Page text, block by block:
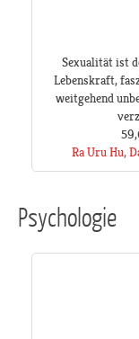
Sexualität ist
Lebenskraft,
weitgehend
Ra Uru Hu,
Psychologie